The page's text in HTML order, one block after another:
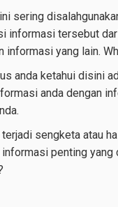
sering
informasi tersebut
informasi yang lain.
anda ketahui disini
anda dengan
sengketa atau
penting